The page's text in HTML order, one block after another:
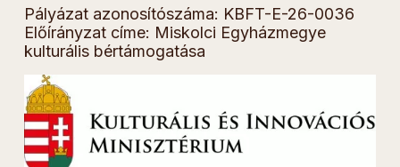
Pályázat azonosítószáma: KBFT-E-26-0036
Előírányzat címe: Miskolci Egyházmegye
kulturális bértámogatása